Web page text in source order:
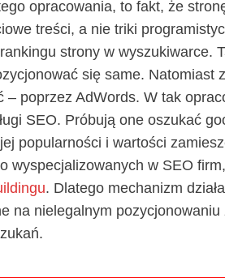
opracowania, to fakt, że
treści, a nie triki
strony w wyszukiwarce.
się same. Natomiast
– poprzez AdWords. W tak
SEO. Próbują one oszukać
popularności i wartości
wyspecjalizowanych w SEO
. Dlatego mechanizm
na nielegalnym pozycjonowaniu